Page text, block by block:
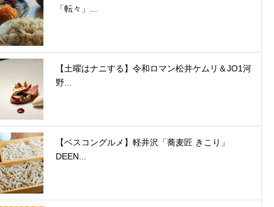
「転々」...
【土曜はナニする】令和ロマン松井ケムリ＆JO1河
野...
【ベスコングルメ】軽井沢「蕎麦匠 きこり」
DEEN...